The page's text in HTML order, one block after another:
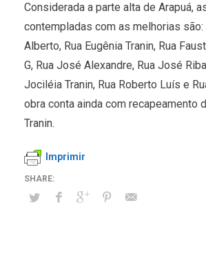
Considerada a parte alta de Arapuá,
contempladas com as melhorias são:
Alberto, Rua Eugênia Tranin, Rua
G, Rua José Alexandre, Rua José
Jociléia Tranin, Rua Roberto Luís e
obra conta ainda com recapeamento
Tranin.
Imprimir